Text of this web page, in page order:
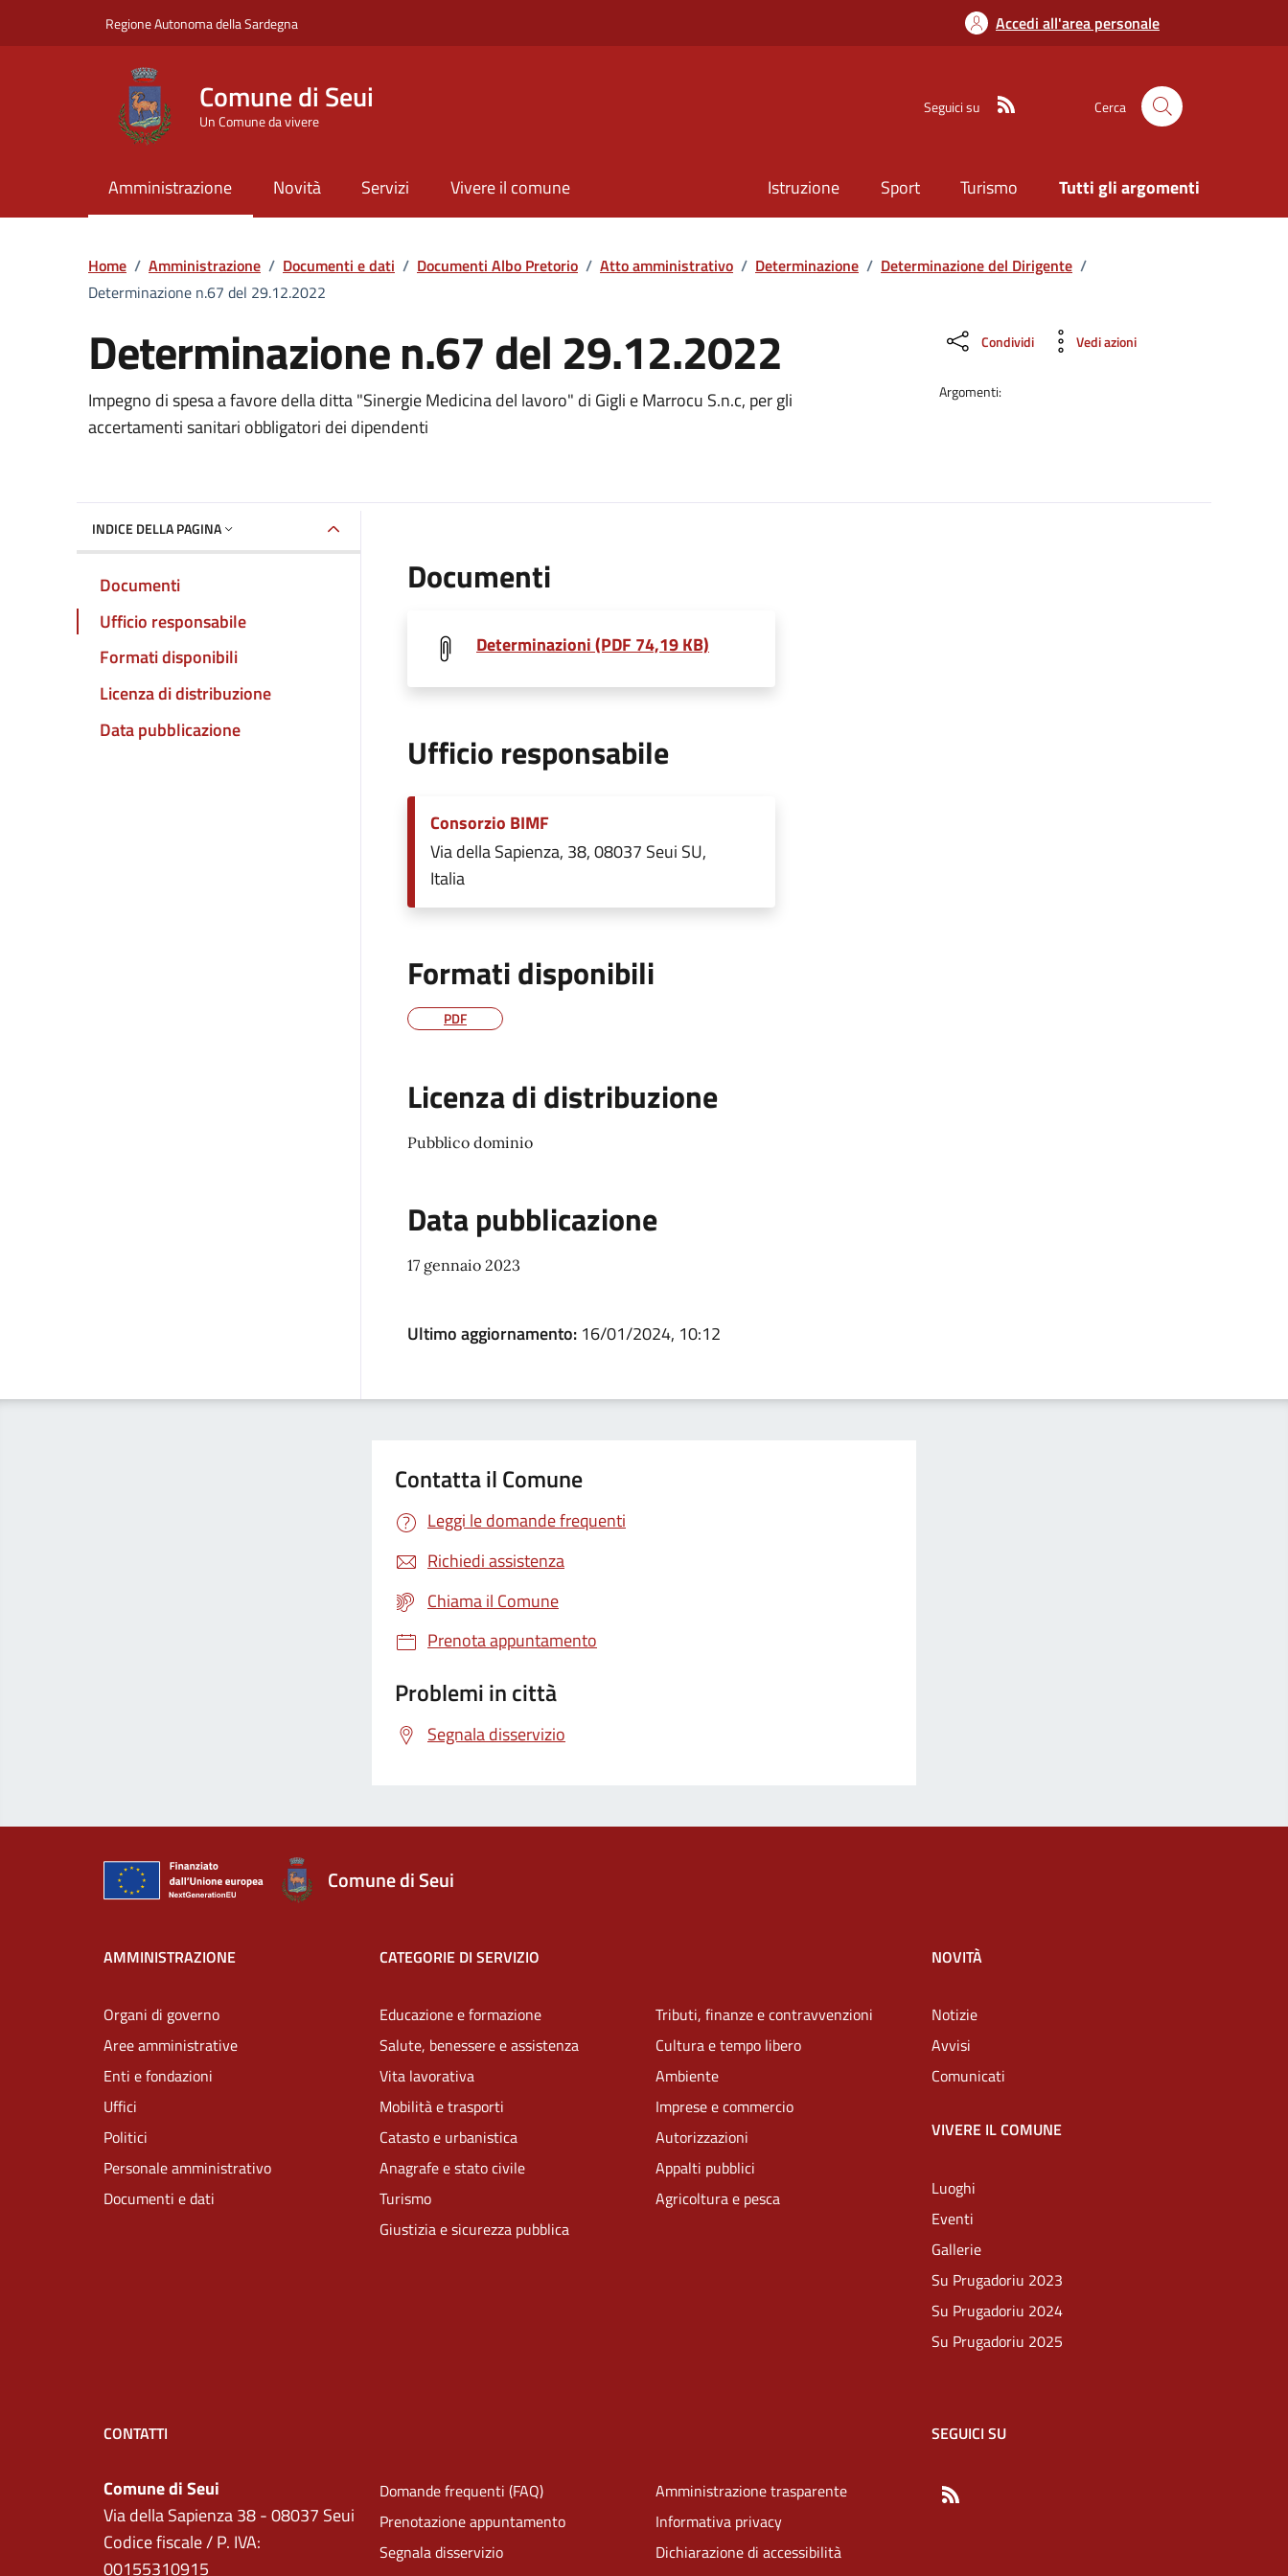
Regione Autonoma della Sardegna Accedi all'area personale
Comune di Seui
Un Comune da vivere
Seguici su Cerca
Amministrazione Novità Servizi Vivere il comune Istruzione Sport Turismo Tutti gli argomenti
Home / Amministrazione / Documenti e dati / Documenti Albo Pretorio / Atto amministrativo / Determinazione / Determinazione del Dirigente /
Determinazione n.67 del 29.12.2022
Determinazione n.67 del 29.12.2022
Dettaglio del documento
Impegno di spesa a favore della ditta "Sinergie Medicina del lavoro" di Gigli e Marrocu S.n.c, per gli
accertamenti sanitari obbligatori dei dipendenti
Condividi Vedi azioni
Argomenti:
INDICE DELLA PAGINA
Documenti
Ufficio responsabile
Formati disponibili
Licenza di distribuzione
Data pubblicazione
Documenti
Determinazioni (PDF 74,19 KB)
Ufficio responsabile
Consorzio BIMF
Via della Sapienza, 38, 08037 Seui SU,
Italia
Formati disponibili
PDF
Licenza di distribuzione
Pubblico dominio
Data pubblicazione
17 gennaio 2023
Ultimo aggiornamento: 16/01/2024, 10:12
Contatta il Comune
Leggi le domande frequenti
Richiedi assistenza
Chiama il Comune
Prenota appuntamento
Problemi in città
Segnala disservizio
Comune di Seui
AMMINISTRAZIONE
Organi di governo
Aree amministrative
Enti e fondazioni
Uffici
Politici
Personale amministrativo
Documenti e dati
CATEGORIE DI SERVIZIO
Educazione e formazione
Salute, benessere e assistenza
Vita lavorativa
Mobilità e trasporti
Catasto e urbanistica
Anagrafe e stato civile
Turismo
Giustizia e sicurezza pubblica
Tributi, finanze e contravvenzioni
Cultura e tempo libero
Ambiente
Imprese e commercio
Autorizzazioni
Appalti pubblici
Agricoltura e pesca
NOVITÀ
Notizie
Avvisi
Comunicati
VIVERE IL COMUNE
Luoghi
Eventi
Gallerie
Su Prugadoriu 2023
Su Prugadoriu 2024
Su Prugadoriu 2025
CONTATTI
Comune di Seui
Via della Sapienza 38 - 08037 Seui
Codice fiscale / P. IVA:
00155310915
Domande frequenti (FAQ)
Prenotazione appuntamento
Segnala disservizio
Amministrazione trasparente
Informativa privacy
Dichiarazione di accessibilità
SEGUICI SU